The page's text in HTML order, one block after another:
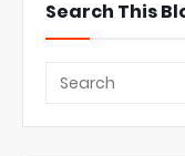
Search This